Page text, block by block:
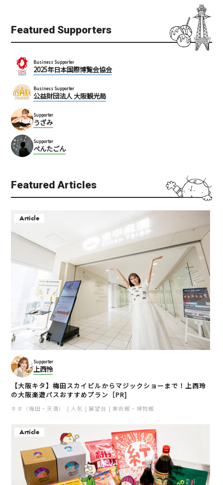
Featured Supporters
Business Supporter
2025年日本国際博覧会協会
Business Supporter
公益財団法人 大阪観光局
Supporter
うざみ
Supporter
ぺんたごん
Featured Articles
Article
Supporter
上西怜
【大阪キタ】梅田スカイビルからマジックショーまで！上西玲
の大阪楽遊パスおすすめプラン［PR]
キタ（梅田・天満） 人気 展望台 美術館・博物館
Article